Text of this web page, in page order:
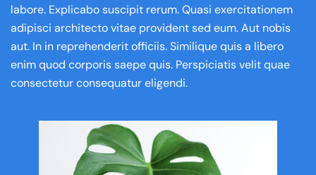
labore. Explicabo suscipit rerum. Quasi exercitationem
adipisci architecto vitae provident sed eum. Aut nobis
aut. In in reprehenderit officiis. Similique quis a libero
enim quod corporis saepe quis. Perspiciatis velit quae
consectetur consequatur eligendi.